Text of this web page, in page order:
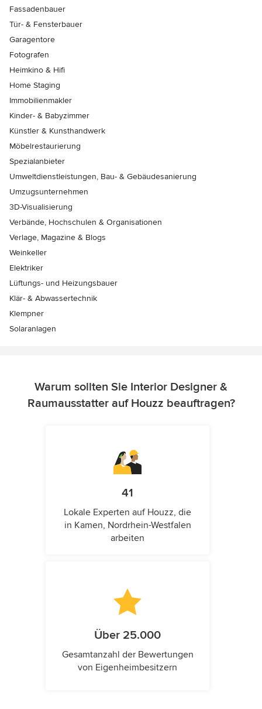
Fassadenbauer
Tür- & Fensterbauer
Garagentore
Fotografen
Heimkino & Hifi
Home Staging
Immobilienmakler
Kinder- & Babyzimmer
Künstler & Kunsthandwerk
Möbelrestaurierung
Spezialanbieter
Umweltdienstleistungen, Bau- & Gebäudesanierung
Umzugsunternehmen
3D-Visualisierung
Verbände, Hochschulen & Organisationen
Verlage, Magazine & Blogs
Weinkeller
Elektriker
Lüftungs- und Heizungsbauer
Klär- & Abwassertechnik
Klempner
Solaranlagen
Warum sollten Sie Interior Designer &
Raumausstatter auf Houzz beauftragen?
41
Lokale Experten auf Houzz, die
in Kamen, Nordrhein-Westfalen
arbeiten
Über 25.000
Gesamtanzahl der Bewertungen
von Eigenheimbesitzern